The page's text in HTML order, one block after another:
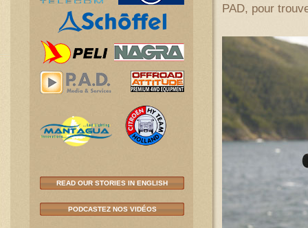
READ OUR STORIES IN ENGLISH
PODCASTEZ NOS VIDÉOS
PAD, pour